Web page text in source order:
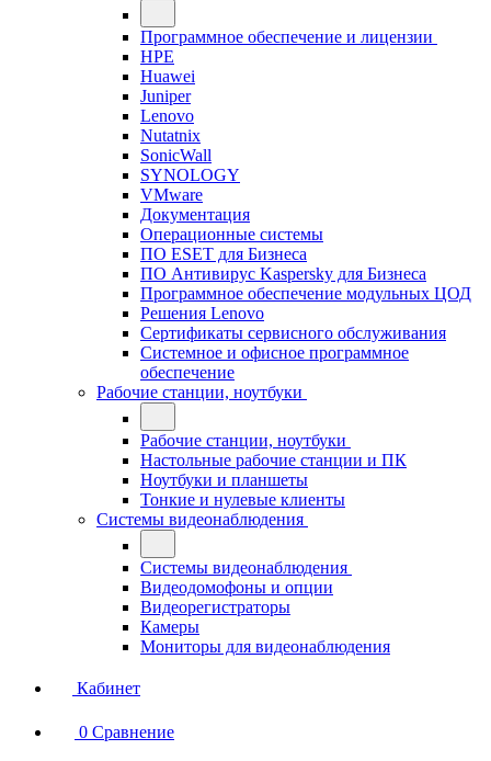
Программное обеспечение и лицензии
HPE
Huawei
Juniper
Lenovo
Nutatnix
SonicWall
SYNOLOGY
VMware
Документация
Операционные системы
ПО ESET для Бизнеса
ПО Антивирус Kaspersky для Бизнеса
Программное обеспечение модульных ЦОД
Решения Lenovo
Сертификаты сервисного обслуживания
Системное и офисное программное
обеспечение
Рабочие станции, ноутбуки
Рабочие станции, ноутбуки
Настольные рабочие станции и ПК
Ноутбуки и планшеты
Тонкие и нулевые клиенты
Системы видеонаблюдения
Системы видеонаблюдения
Видеодомофоны и опции
Видеорегистраторы
Камеры
Мониторы для видеонаблюдения
Кабинет
0 Сравнение